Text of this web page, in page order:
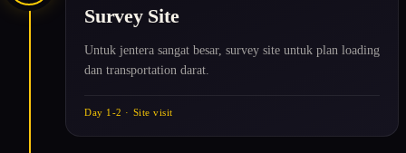
Survey Site
Untuk jentera sangat besar, survey site untuk plan loading
dan transportation darat.
Day 1-2 · Site visit